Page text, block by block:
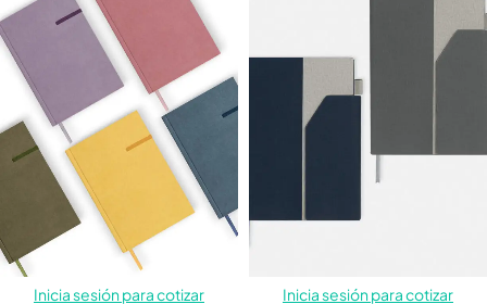
Inicia sesión para cotizar
Inicia sesión para cotizar